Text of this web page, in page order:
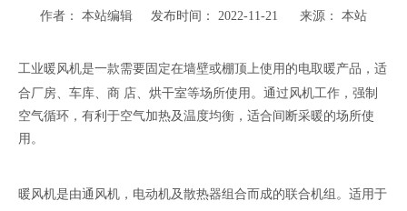
作者： 本站编辑 发布时间： 2022-11-21 来源： 本站
工业暖风机是一款需要固定在墙壁或棚顶上使用的电取暖产品，适
合厂房、车库、商 店、烘干室等场所使用。通过风机工作，强制
空气循环，有利于空气加热及温度均衡，适合间断采暖的场所使
用。
暖风机是由通风机，电动机及散热器组合而成的联合机组。适用于